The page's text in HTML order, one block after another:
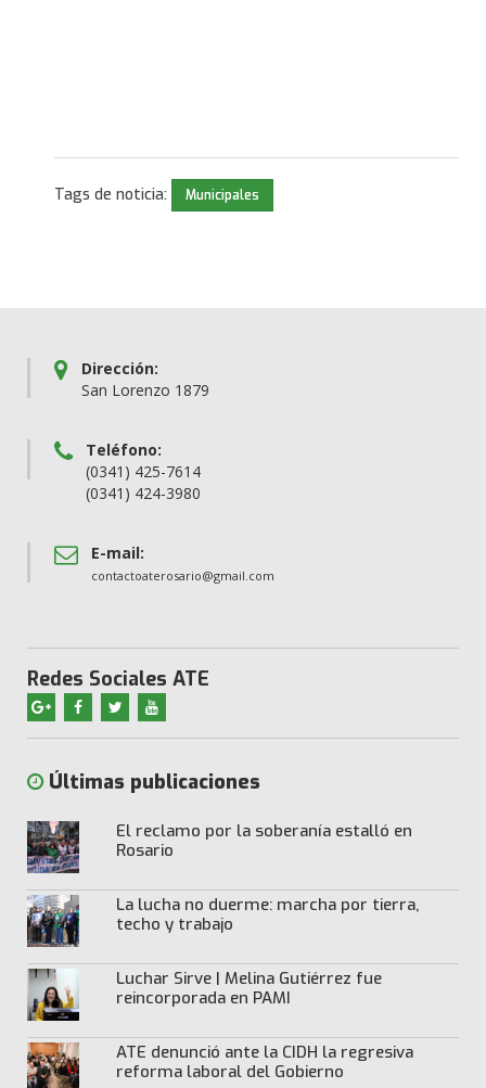
Tags de noticia: Municipales
Dirección:
San Lorenzo 1879
Teléfono:
(0341) 425-7614
(0341) 424-3980
E-mail:
contactoaterosario@gmail.com
Redes Sociales ATE
Últimas publicaciones
El reclamo por la soberanía estalló en
Rosario
La lucha no duerme: marcha por tierra,
techo y trabajo
Luchar Sirve | Melina Gutiérrez fue
reincorporada en PAMI
ATE denunció ante la CIDH la regresiva
reforma laboral del Gobierno